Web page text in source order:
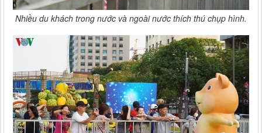
Nhiều du khách trong nước và ngoài nước thích thú chụp hình.